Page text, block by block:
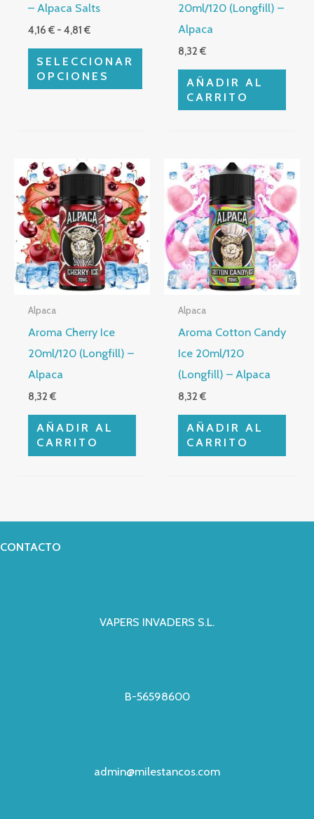
– Alpaca Salts
4,16€ - 4,81€
SELECCIONAR
OPCIONES
elegir
en
página
20ml/120 (Longfill) –
Alpaca
8,32€
AÑADIR AL
CARRITO
Alpaca
Aroma Cherry Ice
20ml/120 (Longfill) –
Alpaca
8,32€
AÑADIR AL
CARRITO
Alpaca
Aroma Cotton Candy
Ice 20ml/120
(Longfill) – Alpaca
8,32€
AÑADIR AL
CARRITO
CONTACTO
VAPERS INVADERS S.L.
B-56598600
admin@milestancos.com